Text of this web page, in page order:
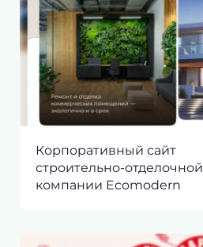
Корпоративный сайт
строительно-отделочной
компании Ecomodern